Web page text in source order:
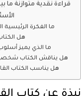
قراءة نقدية متوازنة
ما الفكرة الرئيسية
هل
ما الذي يميز
هل يناقش الكتاب
هل يناسب الكتاب